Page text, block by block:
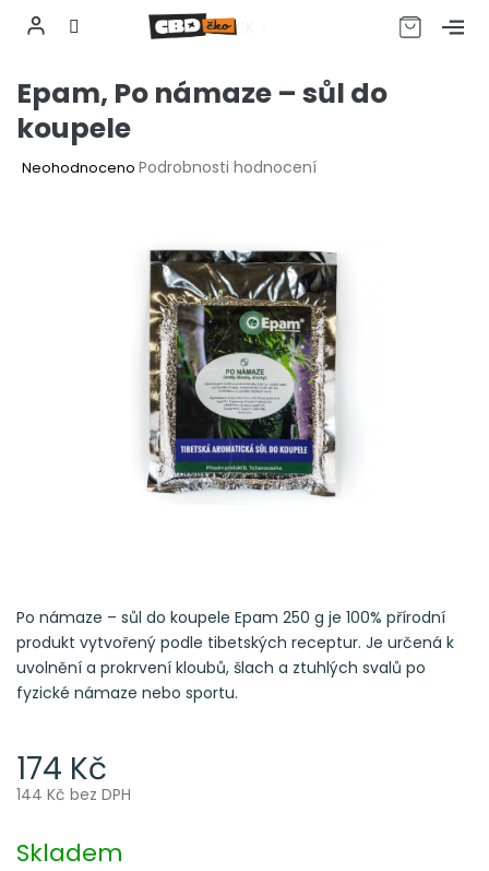
obsah
CZK
Epam, Po námaze – sůl do
koupele
Průměrné
Neohodnoceno Podrobnosti hodnocení
174 Kč
144 Kč bez DPH
cena:
Skladem
Po námaze – sůl do koupele Epam 250 g je 100% přírodní
produkt vytvořený podle tibetských receptur. Je určená k
uvolnění a prokrvení kloubů, šlach a ztuhlých svalů po
fyzické námaze nebo sportu.